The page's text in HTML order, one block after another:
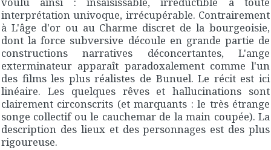
interprétation univoque, irrécupérable. Contrairement
à L'âge d'orou au Charme discret de la bourgeoisie,
dont la force subversive découle en grande partie de
constructions narratives déconcertantes, L'ange
exterminateur apparaît paradoxalement comme l'un
des films les plus réalistes de Bunuel. Le récit est ici
linéaire. Les quelques rêves et hallucinations sont
clairement circonscrits (et marquants : le très étrange
songe collectif ou le cauchemar de la main coupée). La
description des lieux et des personnages est des plus
rigoureuse.